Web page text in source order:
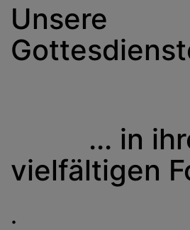
Unsere
... in
vielfältigen
.